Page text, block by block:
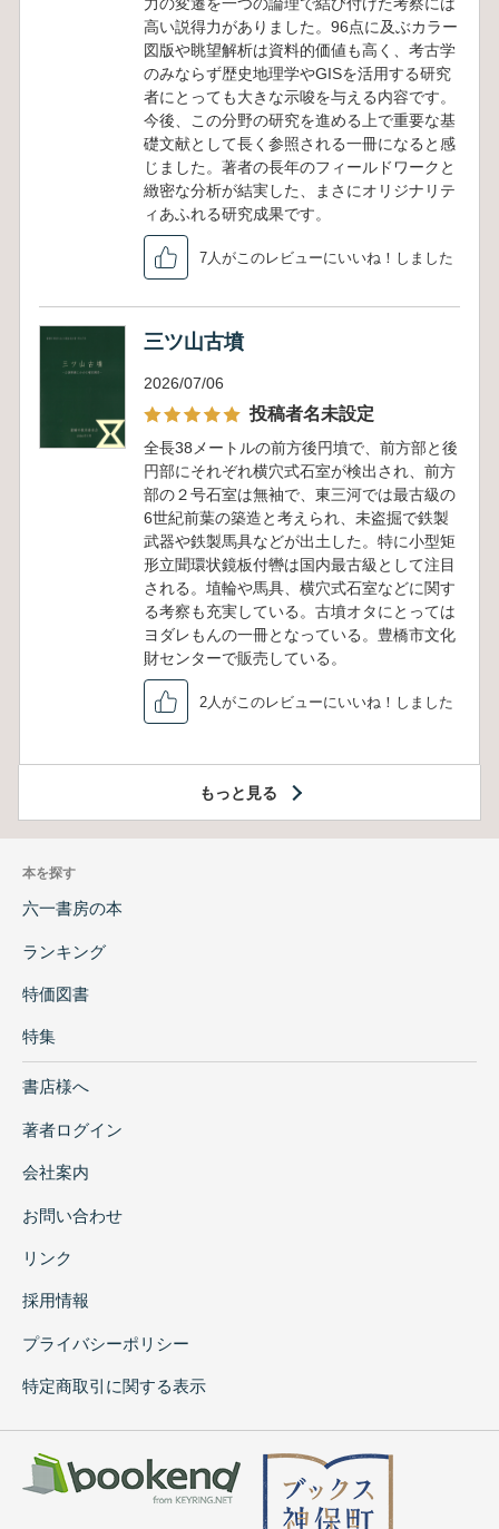
力の変遷を一つの論理で結び付けた考察には
高い説得力がありました。96点に及ぶカラー
図版や眺望解析は資料的価値も高く、考古学
のみならず歴史地理学やGISを活用する研究
者にとっても大きな示唆を与える内容です。
今後、この分野の研究を進める上で重要な基
礎文献として長く参照される一冊になると感
じました。著者の長年のフィールドワークと
緻密な分析が結実した、まさにオリジナリテ
ィあふれる研究成果です。
7人がこのレビューにいいね！しました
三ツ山古墳
2026/07/06
投稿者名未設定
全長38メートルの前方後円墳で、前方部と後
円部にそれぞれ横穴式石室が検出され、前方
部の２号石室は無袖で、東三河では最古級の
6世紀前葉の築造と考えられ、未盗掘で鉄製
武器や鉄製馬具などが出土した。特に小型矩
形立聞環状鏡板付轡は国内最古級として注目
される。埴輪や馬具、横穴式石室などに関す
る考察も充実している。古墳オタにとっては
ヨダレもんの一冊となっている。豊橋市文化
財センターで販売している。
2人がこのレビューにいいね！しました
もっと見る
本を探す
六一書房の本
ランキング
特価図書
特集
書店様へ
著者ログイン
会社案内
お問い合わせ
リンク
採用情報
プライバシーポリシー
特定商取引に関する表示